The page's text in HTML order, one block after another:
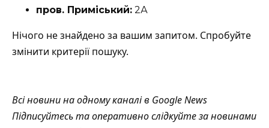
пров. Приміський: 2А
Нічого не знайдено за вашим запитом. Спробуйте
змінити критерії пошуку.
Всі новини на одному каналі в Google News
Підписуйтесь та оперативно слідкуйте за новинами